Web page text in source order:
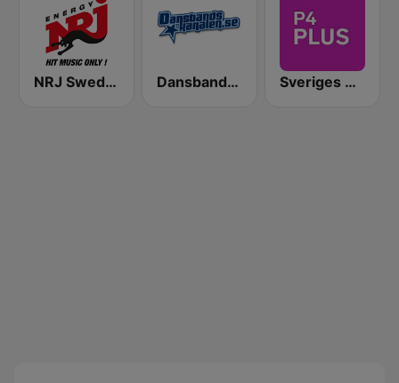
NRJ Sweden Dansbandskanalen Sveriges Radio P4 Plus